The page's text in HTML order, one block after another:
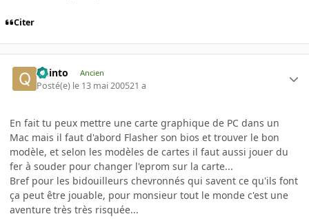
Citer
quinto Ancien
Posté(e) le 13 mai 200521 a
En fait tu peux mettre une carte graphique de PC dans un
Mac mais il faut d'abord Flasher son bios et trouver le bon
modèle, et selon les modèles de cartes il faut aussi jouer du
fer à souder pour changer l'eprom sur la carte...
Bref pour les bidouilleurs chevronnés qui savent ce qu'ils font
ça peut être jouable, pour monsieur tout le monde c'est une
aventure très très risquée...